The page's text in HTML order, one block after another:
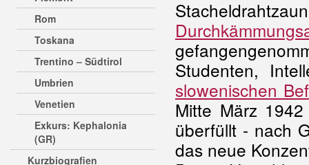
Rom
Toskana
Trentino – Südtirol
Umbrien
Venetien
Exkurs: Kephalonia
(GR)
Kurzbiografien
Studenten,
slowenischen
Mitte März
überfüllt - nach
das neue